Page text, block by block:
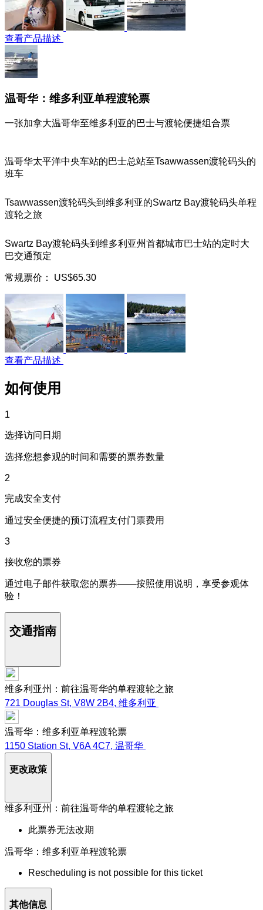
查看产品描述
温哥华：维多利亚单程渡轮票
一张加拿大温哥华至维多利亚的巴士与渡轮便捷组合票
温哥华太平洋中央车站的巴士总站至Tsawwassen渡轮码头的
班车
Tsawwassen渡轮码头到维多利亚的Swartz Bay渡轮码头单程
渡轮之旅
Swartz Bay渡轮码头到维多利亚州首都城市巴士站的定时大
巴交通预定
常规票价： US$65.30
查看产品描述
如何使用
1
选择访问日期
选择您想参观的时间和需要的票券数量
2
完成安全支付
通过安全便捷的预订流程支付门票费用
3
接收您的票券
通过电子邮件获取您的票券——按照使用说明，享受参观体
验！
交通指南
维多利亚州：前往温哥华的单程渡轮之旅
721 Douglas St, V8W 2B4, 维多利亚
温哥华：维多利亚单程渡轮票
1150 Station St, V6A 4C7, 温哥华
更改政策
维多利亚州：前往温哥华的单程渡轮之旅
此票券无法改期
温哥华：维多利亚单程渡轮票
Rescheduling is not possible for this ticket
其他信息